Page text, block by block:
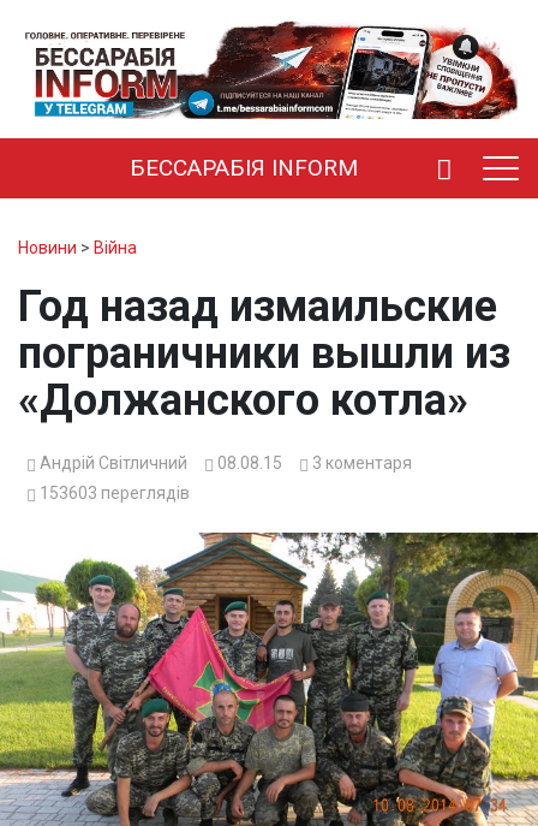
БЕССАРАБІЯ INFORM
Новини > Війна
Год назад измаильские
пограничники вышли из
«Должанского котла»
Андрій Світличний 08.08.15 3 коментаря
153603 переглядів